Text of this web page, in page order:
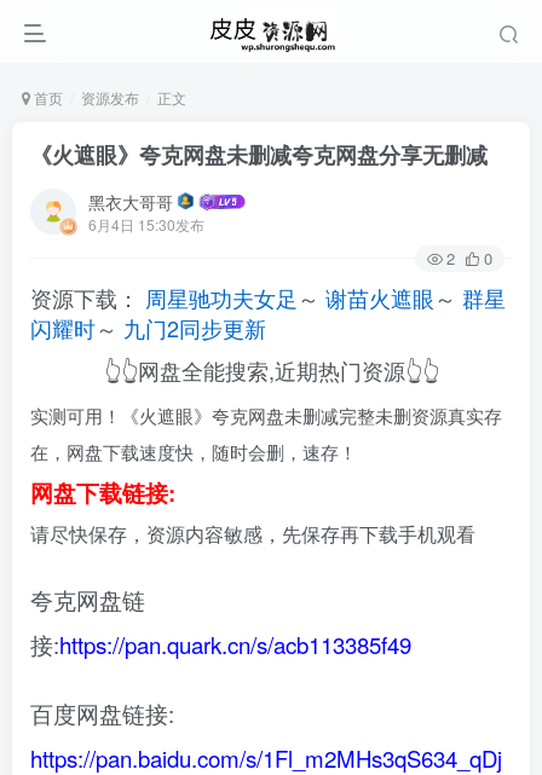
首页 资源发布 正文
《火遮眼》夸克网盘未删减夸克网盘分享无删减
黑衣大哥哥
6月4日 15:30发布
2 0
资源下载： 周星驰功夫女足 ～ 谢苗火遮眼～ 群星
闪耀时～ 九门2同步更新
👆👆网盘全能搜索,近期热门资源👆👆
实测可用！《火遮眼》夸克网盘未删减完整未删资源真实存
在，网盘下载速度快，随时会删，速存！
网盘下载链接:
请尽快保存，资源内容敏感，先保存再下载手机观看
夸克网盘链
接:https://pan.quark.cn/s/acb113385f49
百度网盘链接:
https://pan.baidu.com/s/1Fl_m2MHs3qS634_qDj